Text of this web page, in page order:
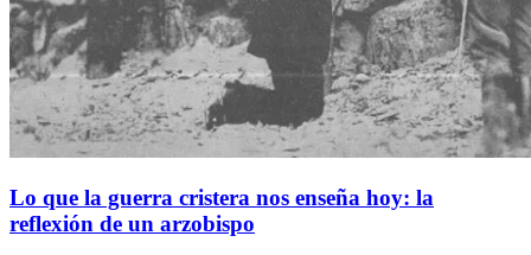
Lo que la guerra cristera nos enseña hoy: la
reflexión de un arzobispo